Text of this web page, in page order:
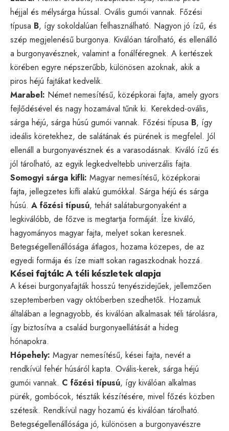
héjjal és mélysárga hússal. Ovális gumói vannak. Főzési
típusa B, így sokoldalúan felhasználható. Nagyon jó ízű, és
szép megjelenésű burgonya. Kiválóan tárolható, és ellenálló
a burgonyavésznek, valamint a fonálféregnek. A kertészek
körében egyre népszerűbb, különösen azoknak, akik a
piros héjú fajtákat kedvelik.
Marabel: Német nemesítésű, középkorai fajta, amely gyors
fejlődésével és nagy hozamával tűnik ki. Kerekded-ovális,
sárga héjú, sárga húsú gumói vannak. Főzési típusa B, így
ideális köretekhez, de salátának és pürének is megfelel. Jól
ellenáll a burgonyavésznek és a varasodásnak. Kiváló ízű és
jól tárolható, az egyik legkedveltebb univerzális fajta.
Somogyi sárga kifli: Magyar nemesítésű, középkorai
fajta, jellegzetes kifli alakú gumókkal. Sárga héjú és sárga
húsú. A főzési típusú, tehát salátaburgonyaként a
legkiválóbb, de főzve is megtartja formáját. Íze kiváló,
hagyományos magyar fajta, melyet sokan keresnek.
Betegségellenállósága átlagos, hozama közepes, de az
egyedi formája és íze miatt sokan ragaszkodnak hozzá.
Kései fajták: A téli készletek alapja
A kései burgonyafajták hosszú tenyészidejűek, jellemzően
szeptemberben vagy októberben szedhetők. Hozamuk
általában a legnagyobb, és kiválóan alkalmasak téli tárolásra,
így biztosítva a család burgonyaellátását a hideg
hónapokra.
Hópehely: Magyar nemesítésű, kései fajta, nevét a
rendkívül fehér húsáról kapta. Ovális-kerek, sárga héjú
gumói vannak. C főzési típusú, így kiválóan alkalmas
pürék, gombócok, tészták készítésére, mivel főzés közben
szétesik. Rendkívül nagy hozamú és kiválóan tárolható.
Betegségellenállósága jó, különösen a burgonyavészre